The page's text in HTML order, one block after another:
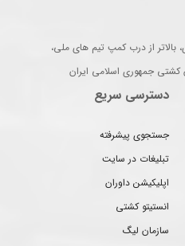
بالاتر از درب کمپ تیم های ملی،
کشتی جمهوری اسلامی ایران
دسترسی سریع
جستجوی پیشرفته
تبلیغات در سایت
اپلیکیشن داوران
انستیتو کشتی
سازمان لیگ